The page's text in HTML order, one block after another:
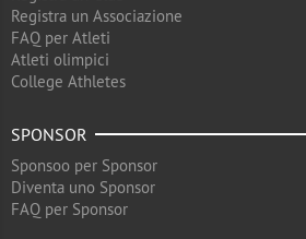
Registra un Associazione
FAQ per Atleti
Atleti olimpici
College Athletes
SPONSOR
Sponsoo per Sponsor
Diventa uno Sponsor
FAQ per Sponsor